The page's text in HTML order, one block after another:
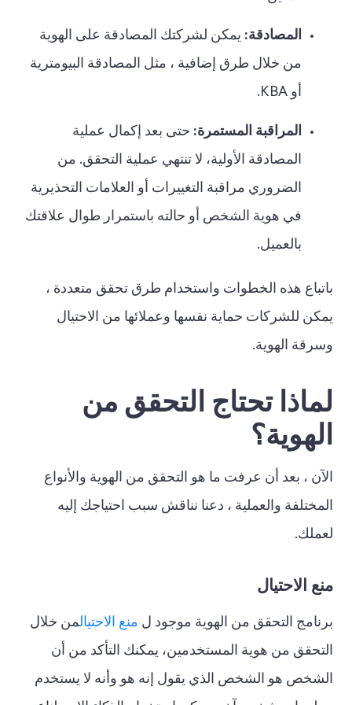
المصادقة: يمكن لشركتك المصادقة على الهوية
من خلال طرق إضافية ، مثل المصادقة البيومترية
أو KBA.
المراقبة المستمرة: حتى بعد إكمال عملية
المصادقة الأولية، لا تنتهي عملية التحقق. من
الضروري مراقبة التغييرات أو العلامات التحذيرية
في هوية الشخص أو حالته باستمرار طوال علاقتك
بالعميل.
باتباع هذه الخطوات واستخدام طرق تحقق متعددة ،
يمكن للشركات حماية نفسها وعملائها من الاحتيال
وسرقة الهوية.
لماذا تحتاج التحقق من
الهوية؟
الآن ، بعد أن عرفت ما هو التحقق من الهوية والأنواع
المختلفة والعملية ، دعنا نناقش سبب احتياجك إليه
لعملك.
منع الاحتيال
برنامج التحقق من الهوية موجود ل منع الاحتيالمن خلال
التحقق من هوية المستخدمين، يمكنك التأكد من أن
الشخص هو الشخص الذي يقول إنه هو وأنه لا يستخدم